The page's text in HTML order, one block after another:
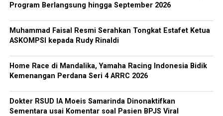
Program Berlangsung hingga September 2026
Muhammad Faisal Resmi Serahkan Tongkat Estafet Ketua
ASKOMPSI kepada Rudy Rinaldi
Home Race di Mandalika, Yamaha Racing Indonesia Bidik
Kemenangan Perdana Seri 4 ARRC 2026
Dokter RSUD IA Moeis Samarinda Dinonaktifkan
Sementara usai Komentar soal Pasien BPJS Viral